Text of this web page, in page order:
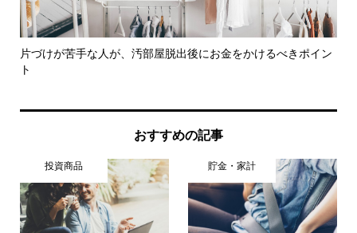
片づけが苦手な人が、汚部屋脱出後にお金をかけるべきポイン
ト
おすすめの記事
投資商品 貯金・家計